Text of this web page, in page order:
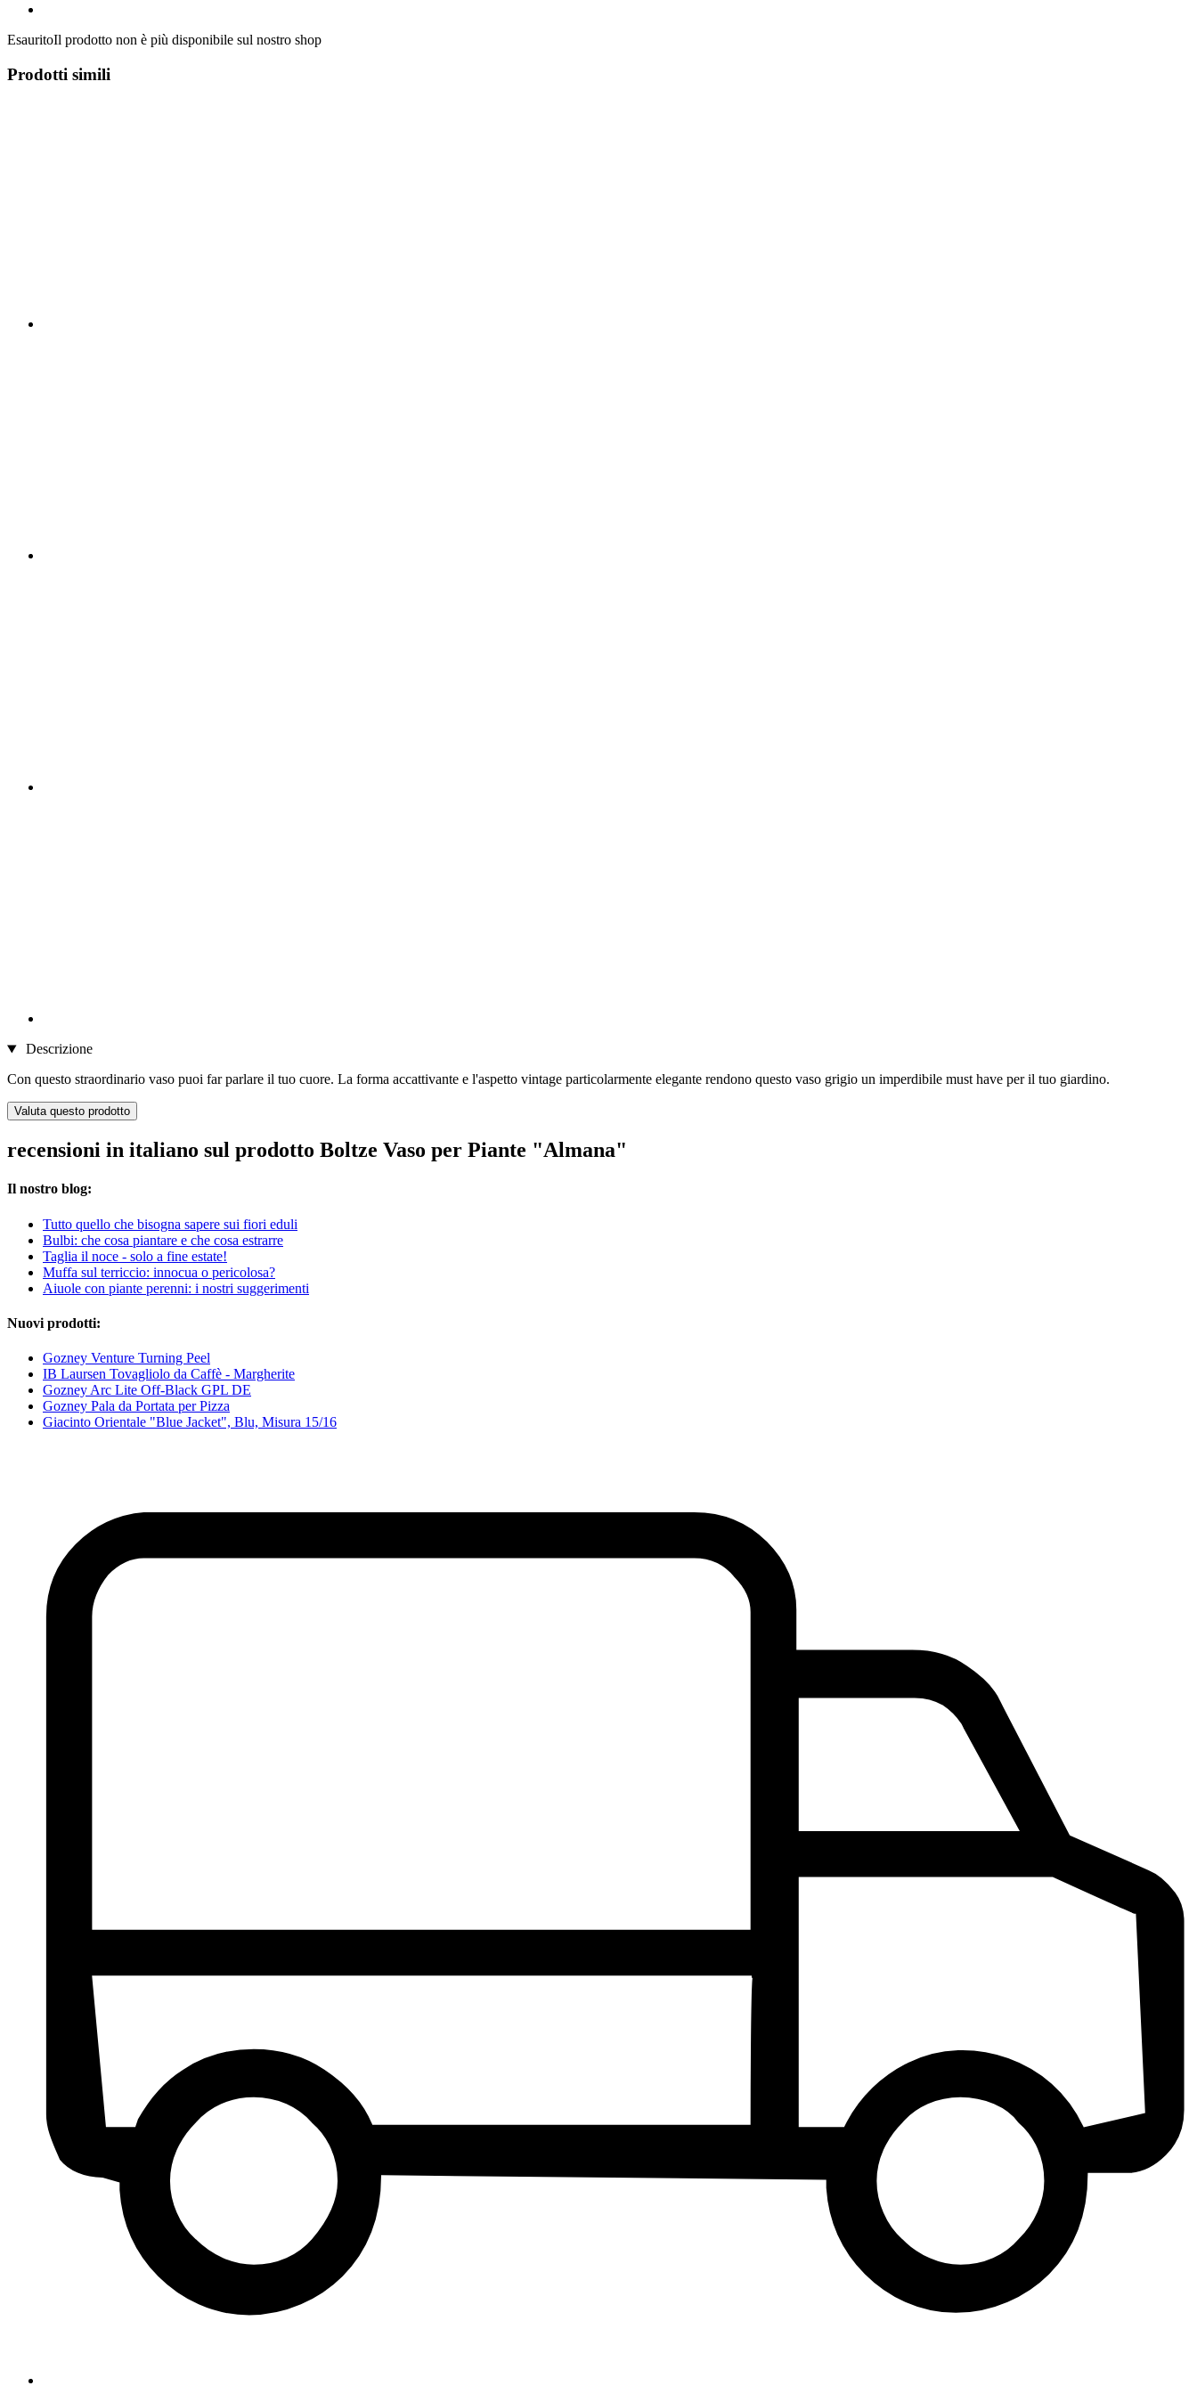
EsauritoIl prodotto non è più disponibile sul nostro shop
Prodotti simili
Descrizione
Con questo straordinario vaso puoi far parlare il tuo cuore. La forma accattivante e l'aspetto vintage particolarmente elegante rendono questo vaso grigio un imperdibile must have per il tuo giardino.
Valuta questo prodotto
recensioni in italiano sul prodotto Boltze Vaso per Piante "Almana"
Il nostro blog:
Tutto quello che bisogna sapere sui fiori eduli
Bulbi: che cosa piantare e che cosa estrarre
Taglia il noce - solo a fine estate!
Muffa sul terriccio: innocua o pericolosa?
Aiuole con piante perenni: i nostri suggerimenti
Nuovi prodotti:
Gozney Venture Turning Peel
IB Laursen Tovagliolo da Caffè - Margherite
Gozney Arc Lite Off-Black GPL DE
Gozney Pala da Portata per Pizza
Giacinto Orientale "Blue Jacket", Blu, Misura 15/16